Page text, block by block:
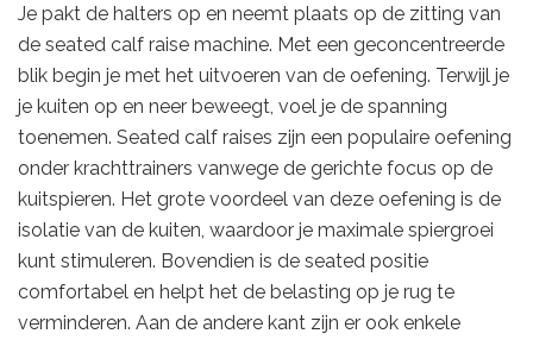
Je pakt de halters op en neemt plaats op de zitting van
de seated calf raise machine. Met een geconcentreerde
blik begin je met het uitvoeren van de oefening. Terwijl je
je kuiten op en neer beweegt, voel je de spanning
toenemen. Seated calf raises zijn een populaire oefening
onder krachttrainers vanwege de gerichte focus op de
kuitspieren. Het grote voordeel van deze oefening is de
isolatie van de kuiten, waardoor je maximale spiergroei
kunt stimuleren. Bovendien is de seated positie
comfortabel en helpt het de belasting op je rug te
verminderen. Aan de andere kant zijn er ook enkele